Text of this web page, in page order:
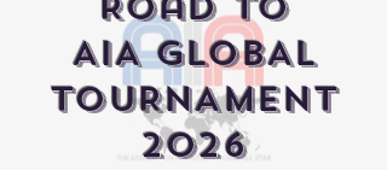
AIA GLOBAL
TOURNAMENT
2026